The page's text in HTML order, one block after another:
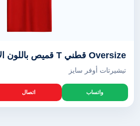
Oversize قطني T قميص باللون الأحمر
تيشيرتات أوفر سايز
واتساب اتصال